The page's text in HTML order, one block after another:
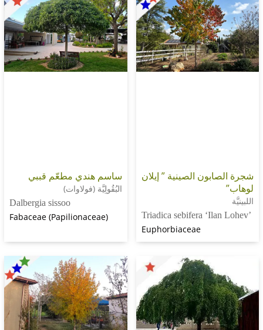
الصينية ” إيلان
Triadica sebifera
Euphorbiaceae
ساسم هندي مطعّم قببي
البُقُولِيَّة (فولاوات)
Dalbergia sissoo
Fabaceae (Papilionaceae)